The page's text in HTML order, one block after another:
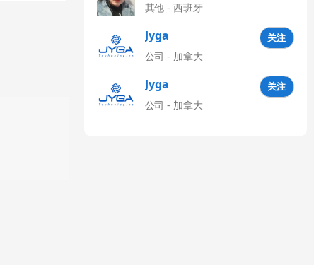
其他 - 西班牙
Jyga
Technologies
关注
公司 - 加拿大
Jyga
Technologies
关注
公司 - 加拿大